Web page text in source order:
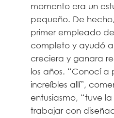
momento era un
pequeño. De
primer empleado
completo y ayudó
creciera y ganara
los años. “Conocí a
increíbles allí”,
entusiasmo, “tuve
trabajar con